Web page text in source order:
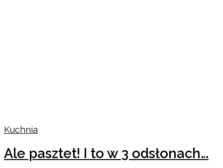
Kuchnia
Ale pasztet! I to w 3 odsłonach…